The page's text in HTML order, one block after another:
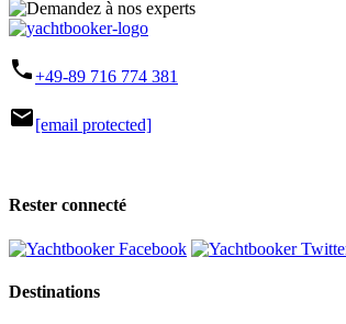
phone+49-89 716 774 381
mail[email protected]
Rester connecté
Destinations